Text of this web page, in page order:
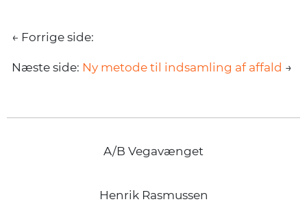
← Forrige side:
Næste side: Ny metode til indsamling af affald →
A/B Vegavænget
Henrik Rasmussen